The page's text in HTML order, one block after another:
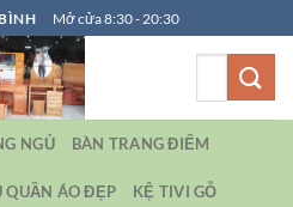
Mở cửa 8:30 - 20:30
NGỦ BÀN TRANG ĐIỂM
QUẦN ÁO ĐẸP KỆ TIVI GỖ